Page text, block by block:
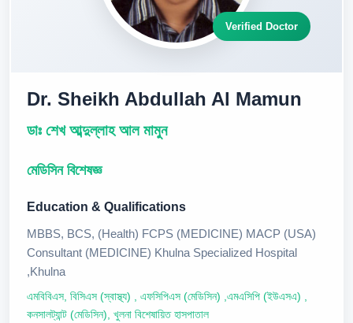
Verified Doctor
Dr. Sheikh Abdullah Al Mamun
ডাঃ শেখ আব্দুল্লাহ আল মামুন
মেডিসিন বিশেষজ্ঞ
Education & Qualifications
MBBS, BCS, (Health) FCPS (MEDICINE) MACP (USA)
Consultant (MEDICINE) Khulna Specialized Hospital
,Khulna
এমবিবিএস, বিসিএস (স্বাস্থ্য) , এফসিপিএস (মেডিসিন) ,এমএসিপি (ইউএসএ) ,
কনসালট্যান্ট (মেডিসিন), খুলনা বিশেষায়িত হাসপাতাল